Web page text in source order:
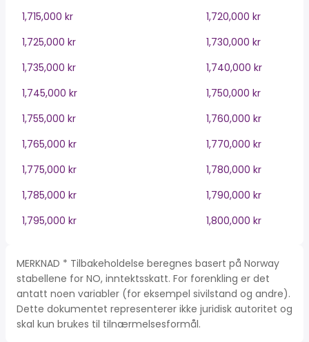
1,715,000 kr
1,720,000 kr
1,725,000 kr
1,730,000 kr
1,735,000 kr
1,740,000 kr
1,745,000 kr
1,750,000 kr
1,755,000 kr
1,760,000 kr
1,765,000 kr
1,770,000 kr
1,775,000 kr
1,780,000 kr
1,785,000 kr
1,790,000 kr
1,795,000 kr
1,800,000 kr
MERKNAD * Tilbakeholdelse beregnes basert på Norway
stabellene for NO, inntektsskatt. For forenkling er det
antatt noen variabler (for eksempel sivilstand og andre).
Dette dokumentet representerer ikke juridisk autoritet og
skal kun brukes til tilnærmelsesformål.